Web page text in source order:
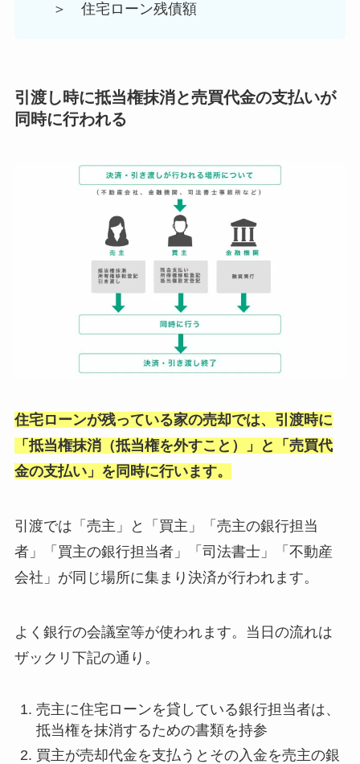
＞ 住宅ローン残債額
引渡し時に抵当権抹消と売買代金の支払いが
同時に行われる
住宅ローンが残っている家の売却では、引渡時に
「抵当権抹消（抵当権を外すこと）」と「売買代
金の支払い」を同時に行います。
引渡では「売主」と「買主」「売主の銀行担当
者」「買主の銀行担当者」「司法書士」「不動産
会社」が同じ場所に集まり決済が行われます。
よく銀行の会議室等が使われます。当日の流れは
ザックリ下記の通り。
売主に住宅ローンを貸している銀行担当者は、
抵当権を抹消するための書類を持参
買主が売却代金を支払うとその入金を売主の銀